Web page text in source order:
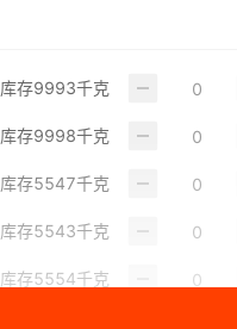
库存9993千克
库存9998千克
库存5547千克
库存5543千克
库存5554千克